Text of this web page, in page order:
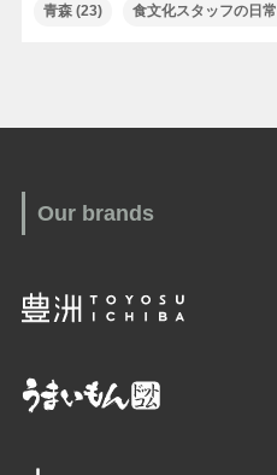
青森(23) 食文化スタッフの日常
Our brands